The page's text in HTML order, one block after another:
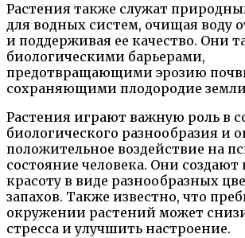
Растения также служат
для водных систем, очищая воду
и поддерживая ее качество. Они
биологическими барьерами,
предотвращающими эрозию
сохраняющими плодородие
Растения играют важную роль в
биологического разнообразия и
положительное воздействие на
состояние человека. Они
красоту в виде разнообразных
запахов. Также известно, что
окружении растений может
стресса и улучшить настроение.